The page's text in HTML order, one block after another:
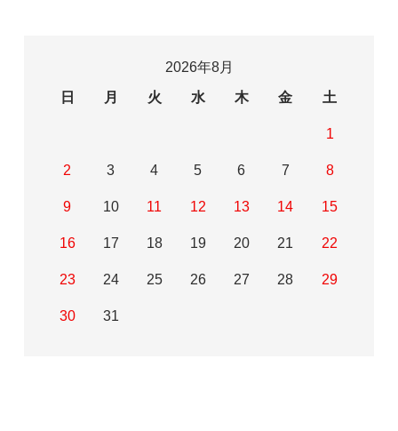
2026年8月
日
月 火 水 木 金 土
1
2 3 4 5 6 7 8
9 10 11 12 13 14 15
16 17 18 19 20 21 22
23 24 25 26 27 28 29
30 31